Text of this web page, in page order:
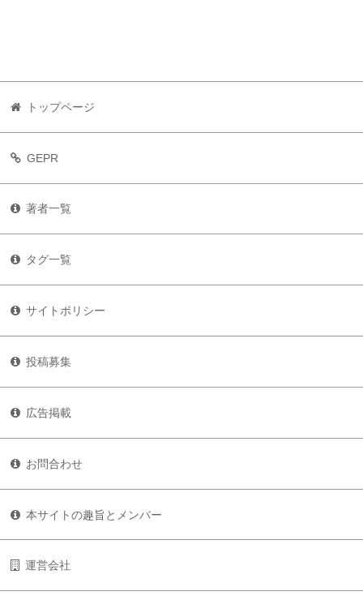
トップページ
GEPR
著者一覧
タグ一覧
サイトポリシー
投稿募集
広告掲載
お問合わせ
本サイトの趣旨とメンバー
運営会社